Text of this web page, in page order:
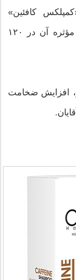
کافئین»
طراحی شده و ادعا می‌کند که ماده مؤثره آن در ۱۲۰
افزایش ضخامت